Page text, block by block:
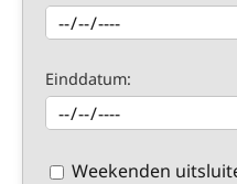
Einddatum:
Weekenden